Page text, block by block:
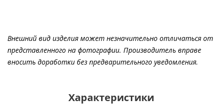
Внешний вид изделия может незначительно отличаться от
представленного на фотографии. Производитель вправе
вносить доработки без предварительного уведомления.
Характеристики